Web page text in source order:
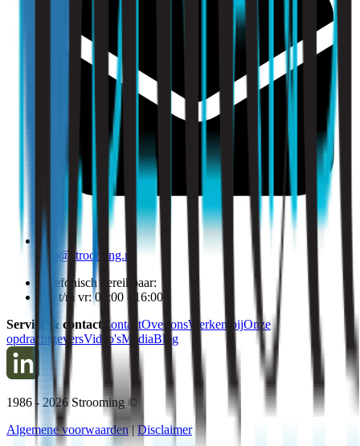
info@strooming.nl
Telefonisch bereikbaar:
Ma t/m vr: 09:00 - 16:00
Service & contact ContactOver onsWerken bijOnze
opdrachtgeversVideo'sMediaBlog
1986 - 2026Strooming ©
Algemene voorwaarden | Disclaimer